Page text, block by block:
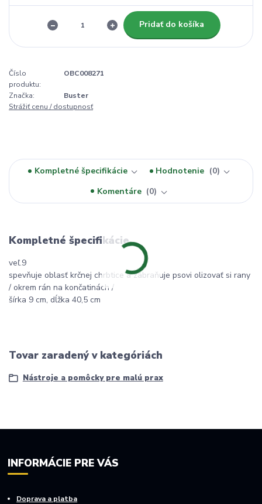
Pridať do košíka
Číslo
produktu:
OBC008271
Značka:
Buster
Strážiť cenu / dostupnosť
Kompletné špecifikácie Hodnotenie
0
Komentáre
0
Kompletné špecifikácie
veľ.9
spevňuje oblasť krčnej chrbtice a zabraňuje psovi olizovať si rany
/ okrem rán na končatinách /
šírka 9 cm, dĺžka 40,5 cm
Tovar zaradený v kategóriách
Nástroje a pomôcky pre malú prax
INFORMÁCIE PRE VÁS
Doprava a platba